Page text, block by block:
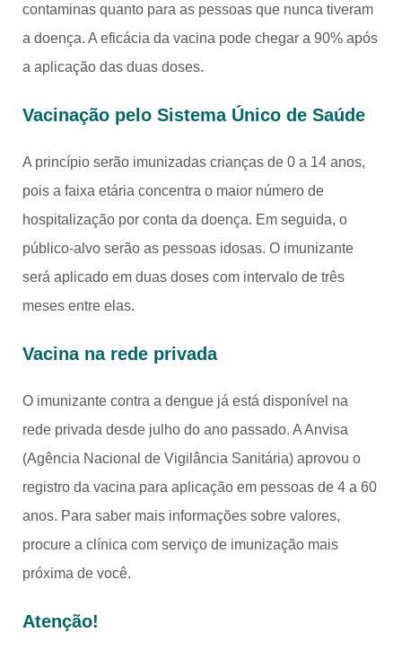
contaminas quanto para as pessoas que nunca tiveram
a doença. A eficácia da vacina pode chegar a 90% após
a aplicação das duas doses.
Vacinação pelo Sistema Único de Saúde
A princípio serão imunizadas crianças de 0 a 14 anos,
pois a faixa etária concentra o maior número de
hospitalização por conta da doença. Em seguida, o
público-alvo serão as pessoas idosas. O imunizante
será aplicado em duas doses com intervalo de três
meses entre elas.
Vacina na rede privada
O imunizante contra a dengue já está disponível na
rede privada desde julho do ano passado. A Anvisa
(Agência Nacional de Vigilância Sanitária) aprovou o
registro da vacina para aplicação em pessoas de 4 a 60
anos. Para saber mais informações sobre valores,
procure a clínica com serviço de imunização mais
próxima de você.
Atenção!